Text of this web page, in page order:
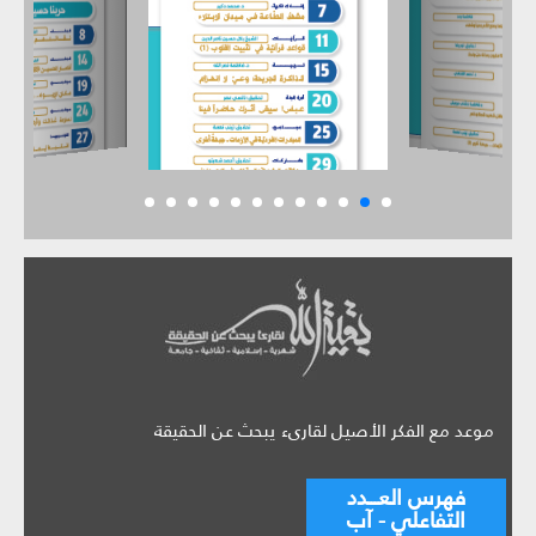
موعد مع الفكر الأصيل لقارىء يبحث عن الحقيقة
فهرس العـــدد
التفاعلي - آب